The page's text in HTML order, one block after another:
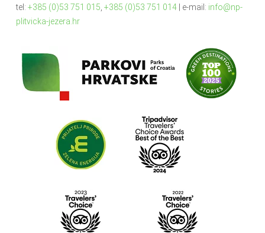
tel: +385 (0)53 751 015, +385 (0)53 751 014| e-mail: info@np-
plitvicka-jezera.hr